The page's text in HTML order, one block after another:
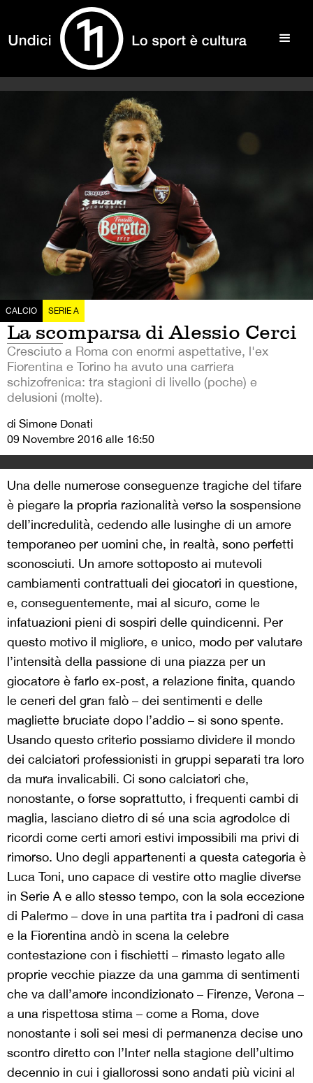
CALCIO SERIE A
La scomparsa di Alessio Cerci
Cresciuto a Roma con enormi aspettative, l'ex
Fiorentina e Torino ha avuto una carriera
schizofrenica: tra stagioni di livello (poche) e
delusioni (molte).
di Simone Donati
09 Novembre 2016 alle 16:50
Una delle numerose conseguenze tragiche del tifare
è piegare la propria razionalità verso la sospensione
dell’incredulità, cedendo alle lusinghe di un amore
temporaneo per uomini che, in realtà, sono perfetti
sconosciuti. Un amore sottoposto ai mutevoli
cambiamenti contrattuali dei giocatori in questione,
e, conseguentemente, mai al sicuro, come le
infatuazioni pieni di sospiri delle quindicenni. Per
questo motivo il migliore, e unico, modo per valutare
l’intensità della passione di una piazza per un
giocatore è farlo ex-post, a relazione finita, quando
le ceneri del gran falò – dei sentimenti e delle
magliette bruciate dopo l’addio – si sono spente.
Usando questo criterio possiamo dividere il mondo
dei calciatori professionisti in gruppi separati tra loro
da mura invalicabili. Ci sono calciatori che,
nonostante, o forse soprattutto, i frequenti cambi di
maglia, lasciano dietro di sé una scia agrodolce di
ricordi come certi amori estivi impossibili ma privi di
rimorso. Uno degli appartenenti a questa categoria è
Luca Toni, uno capace di vestire otto maglie diverse
in Serie A e allo stesso tempo, con la sola eccezione
di Palermo – dove in una partita tra i padroni di casa
e la Fiorentina andò in scena la celebre
contestazione con i fischietti – rimasto legato alle
proprie vecchie piazze da una gamma di sentimenti
che va dall’amore incondizionato – Firenze, Verona –
a una rispettosa stima – come a Roma, dove
nonostante i soli sei mesi di permanenza decise uno
scontro diretto con l’Inter nella stagione dell’ultimo
decennio in cui i giallorossi sono andati più vicini al